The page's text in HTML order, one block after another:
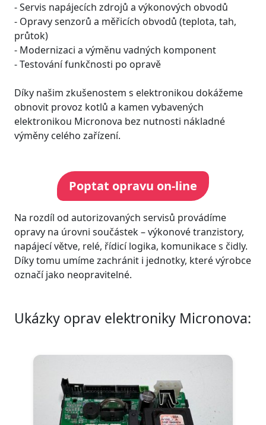
- Servis napájecích zdrojů a výkonových obvodů
- Opravy senzorů a měřicích obvodů (teplota, tah,
průtok)
- Modernizaci a výměnu vadných komponent
- Testování funkčnosti po opravě
Díky našim zkušenostem s elektronikou dokážeme
obnovit provoz kotlů a kamen vybavených
elektronikou Micronova bez nutnosti nákladné
výměny celého zařízení.
Poptat opravu on-line
Na rozdíl od autorizovaných servisů provádíme
opravy na úrovni součástek – výkonové tranzistory,
napájecí větve, relé, řídicí logika, komunikace s čidly.
Díky tomu umíme zachránit i jednotky, které výrobce
označí jako neopravitelné.
Ukázky oprav elektroniky Micronova: